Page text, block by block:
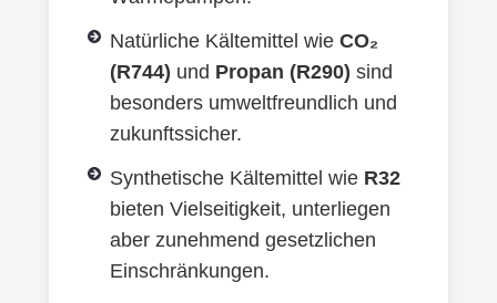
Natürliche Kältemittel wie CO₂
(R744) und Propan (R290) sind
besonders umweltfreundlich und
zukunftssicher.
Synthetische Kältemittel wie R32
bieten Vielseitigkeit, unterliegen
aber zunehmend gesetzlichen
Einschränkungen.